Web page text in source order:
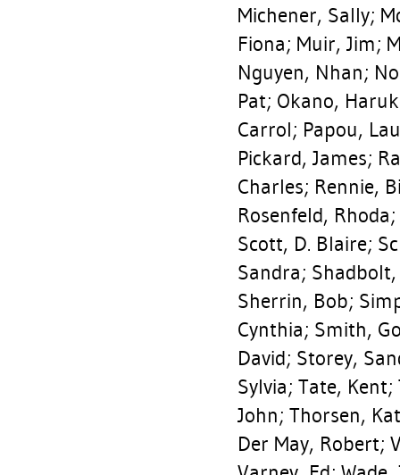
Michener, Sally;
Fiona; Muir, Jim;
Nguyen, Nhan;
Pat; Okano,
Carrol; Papou,
Pickard, James;
Charles; Rennie,
Rosenfeld, Rhoda;
Scott, D. Blaire;
Sandra; Shadbolt,
Sherrin, Bob;
Cynthia; Smith,
David; Storey,
Sylvia; Tate, Kent;
John; Thorsen,
Der May, Robert;